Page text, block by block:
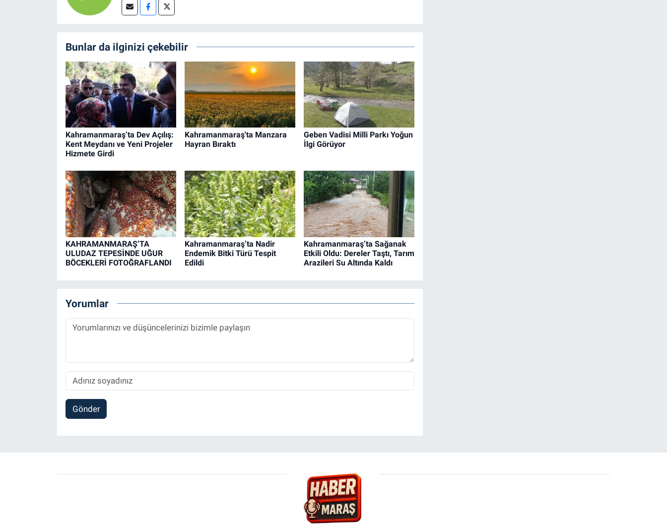
Bunlar da ilginizi çekebilir
Kahramanmaraş’ta Dev Açılış:
Kent Meydanı ve Yeni Projeler
Hizmete Girdi
Kahramanmaraş'ta Manzara
Hayran Bıraktı
Geben Vadisi Milli Parkı Yoğun
İlgi Görüyor
KAHRAMANMARAŞ’TA
ULUDAZ TEPESİNDE UĞUR
BÖCEKLERİ FOTOĞRAFLANDI
Kahramanmaraş’ta Nadir
Endemik Bitki Türü Tespit
Edildi
Kahramanmaraş’ta Sağanak
Etkili Oldu: Dereler Taştı, Tarım
Arazileri Su Altında Kaldı
Yorumlar
Gönder